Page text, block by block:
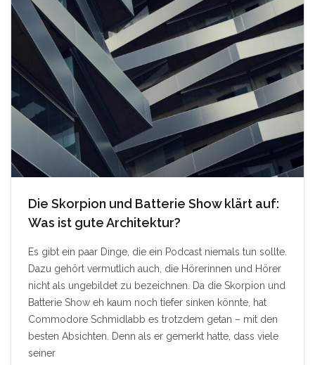
Die Skorpion und Batterie Show klärt auf:
Was ist gute Architektur?
Es gibt ein paar Dinge, die ein Podcast niemals tun sollte.
Dazu gehört vermutlich auch, die Hörerinnen und Hörer
nicht als ungebildet zu bezeichnen. Da die Skorpion und
Batterie Show eh kaum noch tiefer sinken könnte, hat
Commodore Schmidlabb es trotzdem getan – mit den
besten Absichten. Denn als er gemerkt hatte, dass viele
seiner